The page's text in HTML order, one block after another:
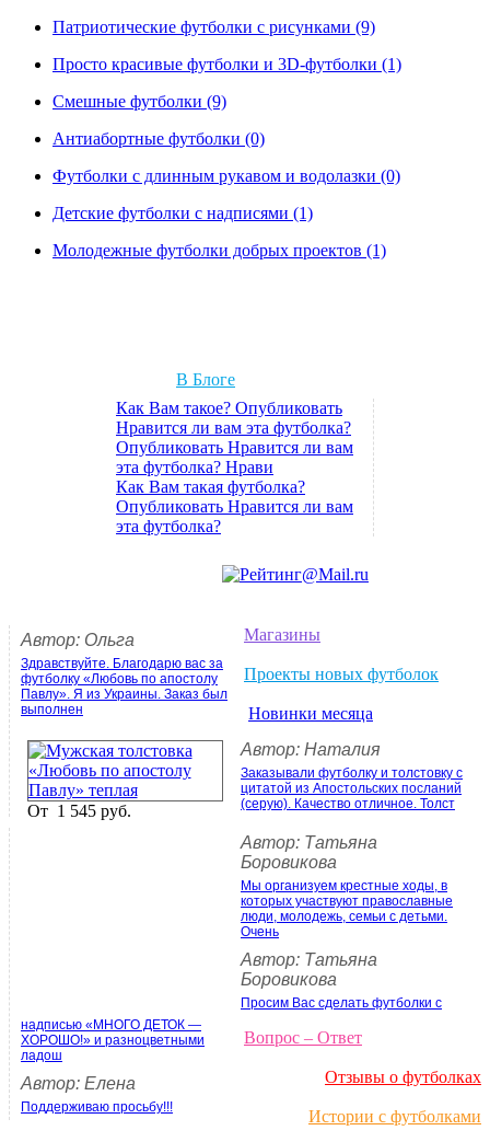
Патриотические футболки с рисунками (9)
Просто красивые футболки и 3D-футболки (1)
Смешные футболки (9)
Антиабортные футболки (0)
Футболки с длинным рукавом и водолазки (0)
Детские футболки с надписями (1)
Молодежные футболки добрых проектов (1)
В Блоге
Как Вам такое? Опубликовать
Нравится ли вам эта футболка?
Опубликовать Нравится ли вам
эта футболка? Нрави
Как Вам такая футболка?
Опубликовать Нравится ли вам
эта футболка?
Магазины
Проекты новых футболок
Новинки месяца
От 1 545 руб.
Вопрос – Ответ
Отзывы о футболках
Автор: Ольга
Здравствуйте. Благодарю вас за
футболку «Любовь по апостолу
Павлу». Я из Украины. Заказ был
выполнен
Автор: Наталия
Заказывали футболку и толстовку с
цитатой из Апостольских посланий
(серую). Качество отличное. Толст
Истории с футболками
Автор: Татьяна
Боровикова
Мы организуем крестные ходы, в
которых участвуют православные
люди, молодежь, семьи с детьми.
Очень
Автор: Татьяна
Боровикова
Просим Вас сделать футболки с
надписью «МНОГО ДЕТОК —
ХОРОШО!» и разноцветными
ладош
Автор: Елена
Поддерживаю просьбу!!!